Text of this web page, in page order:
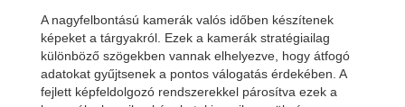
A nagyfelbontású kamerák valós időben készítenek
képeket a tárgyakról. Ezek a kamerák stratégiailag
különböző szögekben vannak elhelyezve, hogy átfogó
adatokat gyűjtsenek a pontos válogatás érdekében. A
fejlett képfeldolgozó rendszerekkel párosítva ezek a